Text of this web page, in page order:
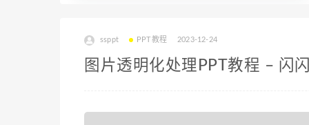
ssppt PPT教程 2023-12-24
图片透明化处理PPT教程 – 闪